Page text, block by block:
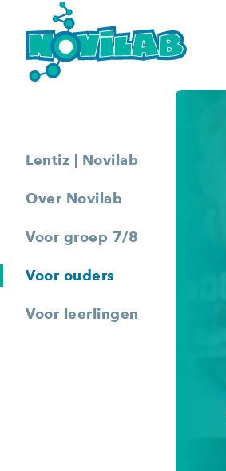
Lentiz | Novilab
Over Novilab
Voor groep 7/8
Voor ouders
Voor leerlingen